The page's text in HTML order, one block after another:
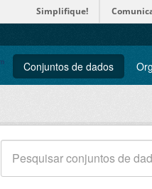
Simplifique!
Conjuntos de dados